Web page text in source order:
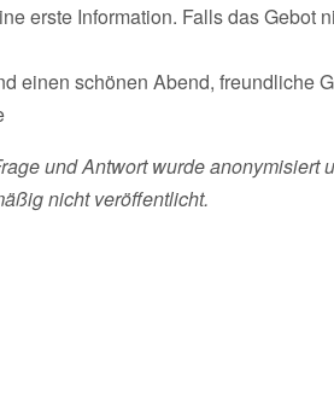
erste Information. Falls das Gebot
einen schönen Abend, freundliche
und Antwort wurde anonymisiert
nicht veröffentlicht.